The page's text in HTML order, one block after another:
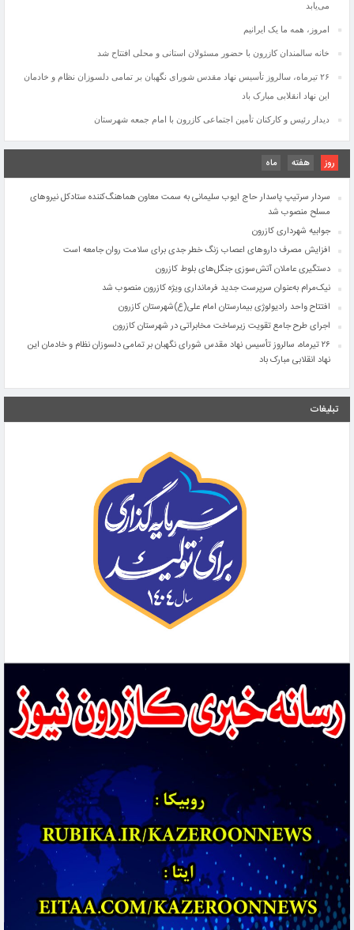
می‌یابد
امروز، همه ما یک ایرانیم
خانه سالمندان کازرون با حضور مسئولان استانی و محلی افتتاح شد
۲۶ تیرماه، سالروز تأسیس نهاد مقدس شورای نگهبان بر تمامی دلسوزان نظام و خادمان
این نهاد انقلابی مبارک باد
دیدار رئیس و کارکنان تأمین اجتماعی کازرون با امام جمعه شهرستان
روز هفته ماه
دستگیری عاملان آتش‌سوزی جنگل‌های بلوط کازرون
نیک‌مرام به‌عنوان سرپرست جدید فرمانداری ویژه کازرون منصوب شد
افتتاح واحد رادیولوژی بیمارستان امام علی(ع)شهرستان کازرون
اجرای طرح جامع تقویت زیرساخت مخابراتی در شهرستان کازرون
۲۶ تیرماه، سالروز تأسیس نهاد مقدس شورای نگهبان بر تمامی دلسوزان نظام و خادمان این
نهاد انقلابی مبارک باد
دیدار رئیس و کارکنان تأمین اجتماعی کازرون با امام جمعه شهرستان
شهادت جانگداز جوان برومند کازرونی درپی حمله ناجوانمردانه آمریکایی–صهیونیستی در منطقه
ایرانشهر
سردار سرتیپ پاسدار حاج ایوب سلیمانی به سمت معاون هماهنگ‌کننده ستادکل نیروهای
مسلح منصوب شد
جوابیه شهرداری کازرون
افزایش مصرف داروهای اعصاب زنگ خطر جدی برای سلامت روان جامعه است
دستگیری عاملان آتش‌سوزی جنگل‌های بلوط کازرون
نیک‌مرام به‌عنوان سرپرست جدید فرمانداری ویژه کازرون منصوب شد
افتتاح واحد رادیولوژی بیمارستان امام علی(ع)شهرستان کازرون
اجرای طرح جامع تقویت زیرساخت مخابراتی در شهرستان کازرون
۲۶ تیرماه، سالروز تأسیس نهاد مقدس شورای نگهبان بر تمامی دلسوزان نظام و خادمان این
نهاد انقلابی مبارک باد
شهادت جانگداز جوان برومند کازرونی درپی حمله ناجوانمردانه آمریکایی–صهیونیستی در منطقه
ایرانشهر
افزایش مصرف داروهای اعصاب زنگ خطر جدی برای سلامت روان جامعه است
دستگیری عاملان آتش‌سوزی جنگل‌های بلوط کازرون
نیک‌مرام به‌عنوان سرپرست جدید فرمانداری ویژه کازرون منصوب شد
افتتاح واحد رادیولوژی بیمارستان امام علی(ع)شهرستان کازرون
اجرای طرح جامع تقویت زیرساخت مخابراتی در شهرستان کازرون
۲۶ تیرماه، سالروز تأسیس نهاد مقدس شورای نگهبان بر تمامی دلسوزان نظام و خادمان این
تبلیغات